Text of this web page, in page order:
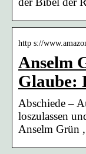
http s://
Anselm
Glaube:
Abschiede –
loszulassen
Anselm Grün